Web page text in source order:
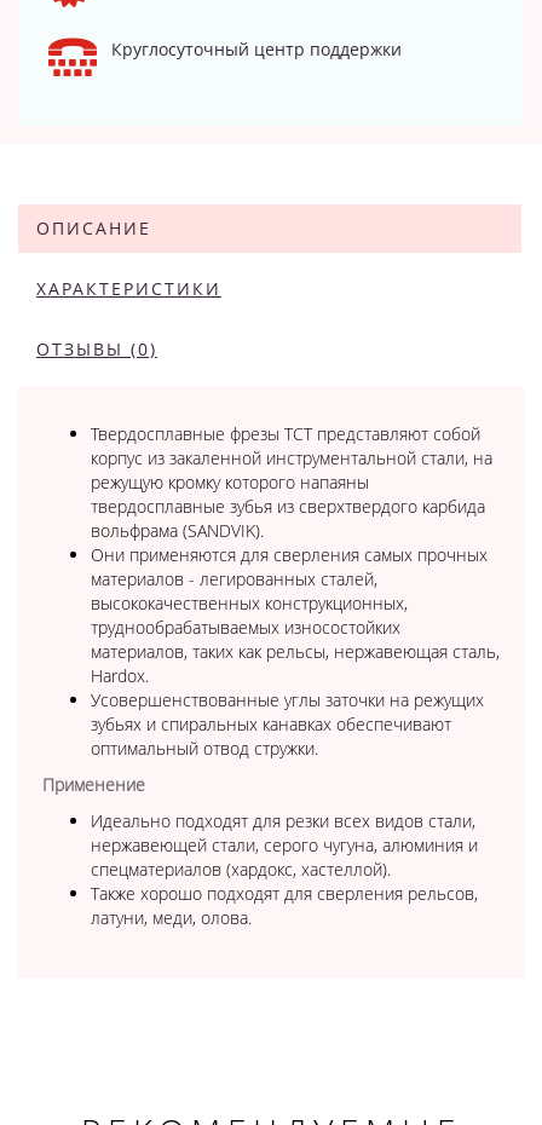
Круглосуточный центр поддержки
ОПИСАНИЕ
ХАРАКТЕРИСТИКИ
ОТЗЫВЫ (0)
Твердосплавные фрезы TCT представляют собой
корпус из закаленной инструментальной стали, на
режущую кромку которого напаяны
твердосплавные зубья из сверхтвердого карбида
вольфрама (SANDVIK).
Они применяются для сверления самых прочных
материалов - легированных сталей,
высококачественных конструкционных,
труднообрабатываемых износостойких
материалов, таких как рельсы, нержавеющая сталь,
Hardox.
Усовершенствованные углы заточки на режущих
зубьях и спиральных канавках обеспечивают
оптимальный отвод стружки.
Применение
Идеально подходят для резки всех видов стали,
нержавеющей стали, серого чугуна, алюминия и
спецматериалов (хардокс, хастеллой).
Также хорошо подходят для сверления рельсов,
латуни, меди, олова.